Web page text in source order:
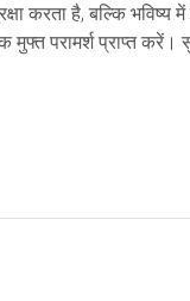
करता है, बल्कि भविष्य
परामर्श प्राप्त करें।